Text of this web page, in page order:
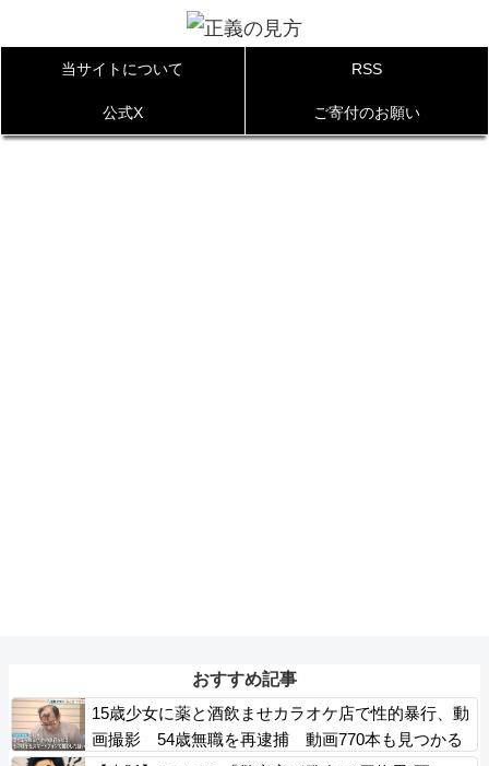
当サイトについて RSS
公式X ご寄付のお願い
おすすめ記事
15歳少女に薬と酒飲ませカラオケ店で性的暴行、動
画撮影 54歳無職を再逮捕 動画770本も見つかる